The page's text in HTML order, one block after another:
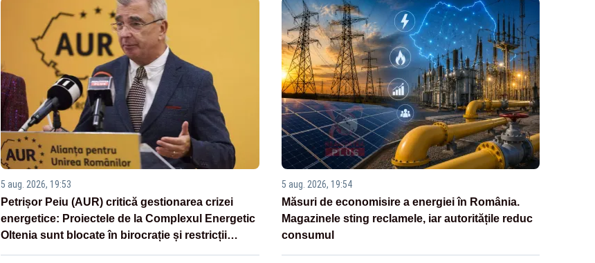
5 aug. 2026, 19:53
Petrișor Peiu (AUR) critică gestionarea crizei
energetice: Proiectele de la Complexul Energetic
Oltenia sunt blocate în birocrație și restricții
5 aug. 2026, 19:54
Măsuri de economisire a energiei în România.
Magazinele sting reclamele, iar autoritățile reduc
consumul